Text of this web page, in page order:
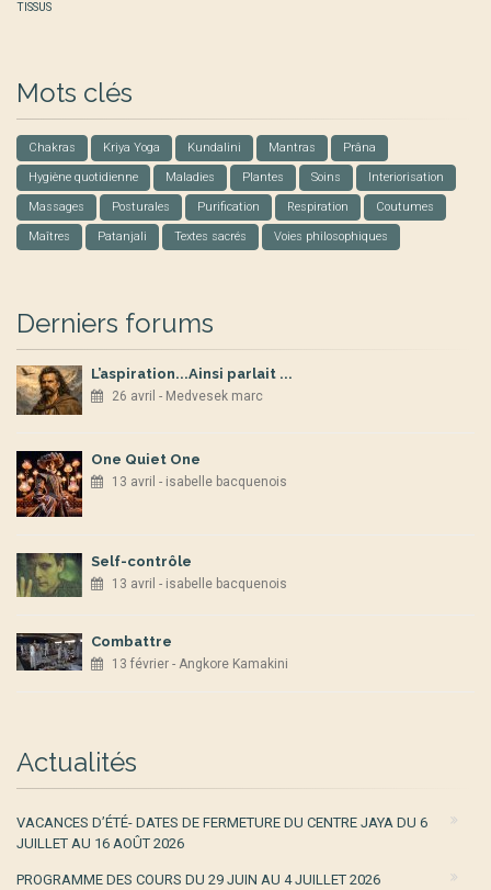
TISSUS
Mots clés
Chakras Kriya Yoga Kundalini Mantras Prâna
Hygiène quotidienne Maladies Plantes Soins Interiorisation
Massages Posturales Purification Respiration Coutumes
Maîtres Patanjali Textes sacrés Voies philosophiques
Derniers forums
L’aspiration...Ainsi parlait ...
26 avril - Medvesek marc
One Quiet One
13 avril - isabelle bacquenois
Self-contrôle
13 avril - isabelle bacquenois
Combattre
13 février - Angkore Kamakini
Actualités
VACANCES D’ÉTÉ- DATES DE FERMETURE DU CENTRE JAYA DU 6
JUILLET AU 16 AOÛT 2026
PROGRAMME DES COURS DU 29 JUIN AU 4 JUILLET 2026